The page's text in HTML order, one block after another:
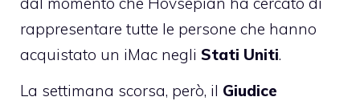
rappresentare tutte le persone che hanno
acquistato un iMac negli Stati Uniti.
La settimana scorsa, però, il Giudice